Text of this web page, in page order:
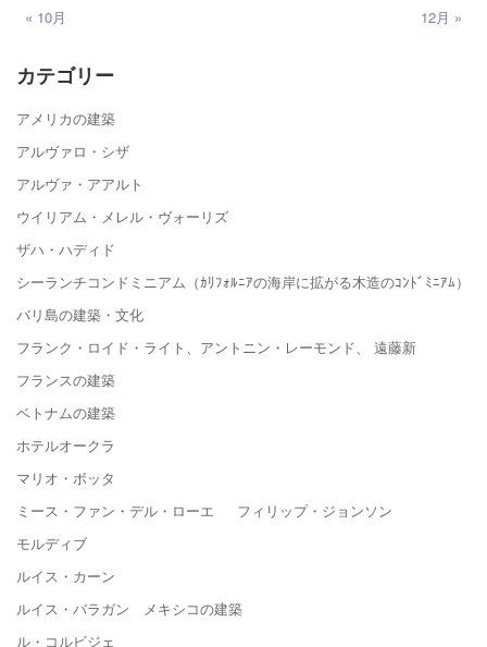
« 10月 12月 »
カテゴリー
アメリカの建築
アルヴァロ・シザ
アルヴァ・アアルト
ウイリアム・メレル・ヴォーリズ
ザハ・ハディド
シーランチコンドミニアム（ｶﾘﾌｫﾙﾆｱの海岸に拡がる木造のｺﾝﾄﾞﾐﾆｱﾑ）
バリ島の建築・文化
フランク・ロイド・ライト、アントニン・レーモンド、 遠藤新
フランスの建築
ベトナムの建築
ホテルオークラ
マリオ・ボッタ
ミース・ファン・デル・ローエ フィリップ・ジョンソン
モルディブ
ルイス・カーン
ルイス・バラガン メキシコの建築
ル・コルビジェ